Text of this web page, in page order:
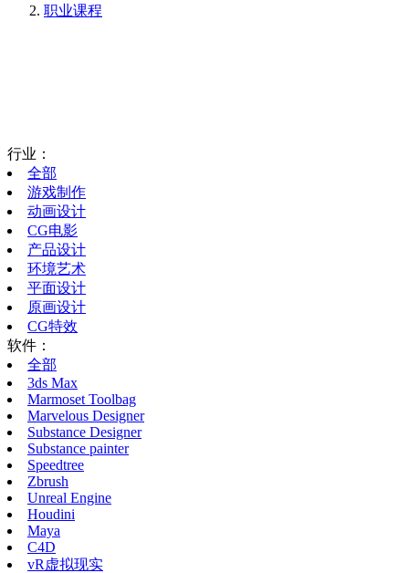
职业课程
行业：
全部
游戏制作
动画设计
CG电影
产品设计
环境艺术
平面设计
原画设计
CG特效
软件：
全部
3ds Max
Marmoset Toolbag
Marvelous Designer
Substance Designer
Substance painter
Speedtree
Zbrush
Unreal Engine
Houdini
Maya
C4D
vR虚拟现实